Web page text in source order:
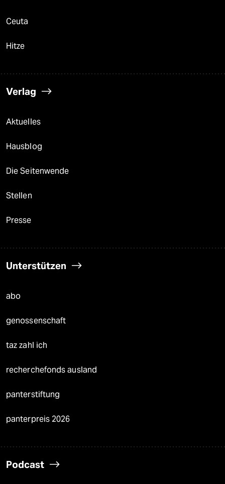
Ceuta
Hitze
Verlag
Aktuelles
Hausblog
Die Seitenwende
Stellen
Presse
Unterstützen
abo
genossenschaft
taz zahl ich
recherchefonds ausland
panterstiftung
panterpreis 2026
Podcast